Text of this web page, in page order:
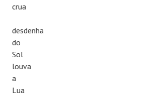
crua
desdenha
do
Sol
louva
a
Lua